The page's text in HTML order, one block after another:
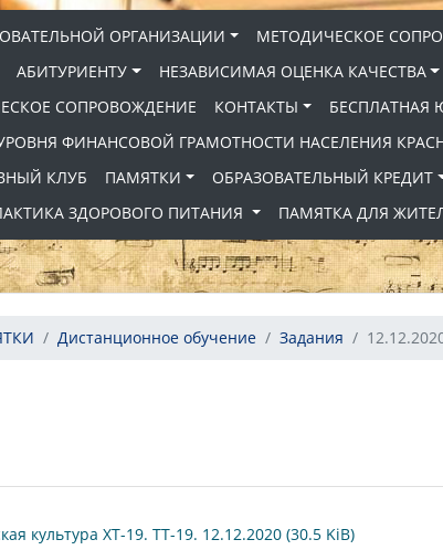
ОРГАНИЗАЦИИ
МЕТОДИЧЕСКОЕ
АБИТУРИЕНТУ НЕЗАВИСИМАЯ ОЦЕНКА КАЧЕСТВА
СОПРОВОЖДЕНИЕ
КОНТАКТЫ
ФИНАНСОВОЙ ГРАМОТНОСТИ НАСЕЛЕНИЯ
КЛУБ
ПАМЯТКИ ОБРАЗОВАТЕЛЬНЫЙ КРЕДИТ
ЗДОРОВОГО ПИТАНИЯ ПАМЯТКА ДЛЯ
Дистанционное обучение Задания
культура ХТ-19. ТТ-19. 12.12.2020 (30.5 KiB)